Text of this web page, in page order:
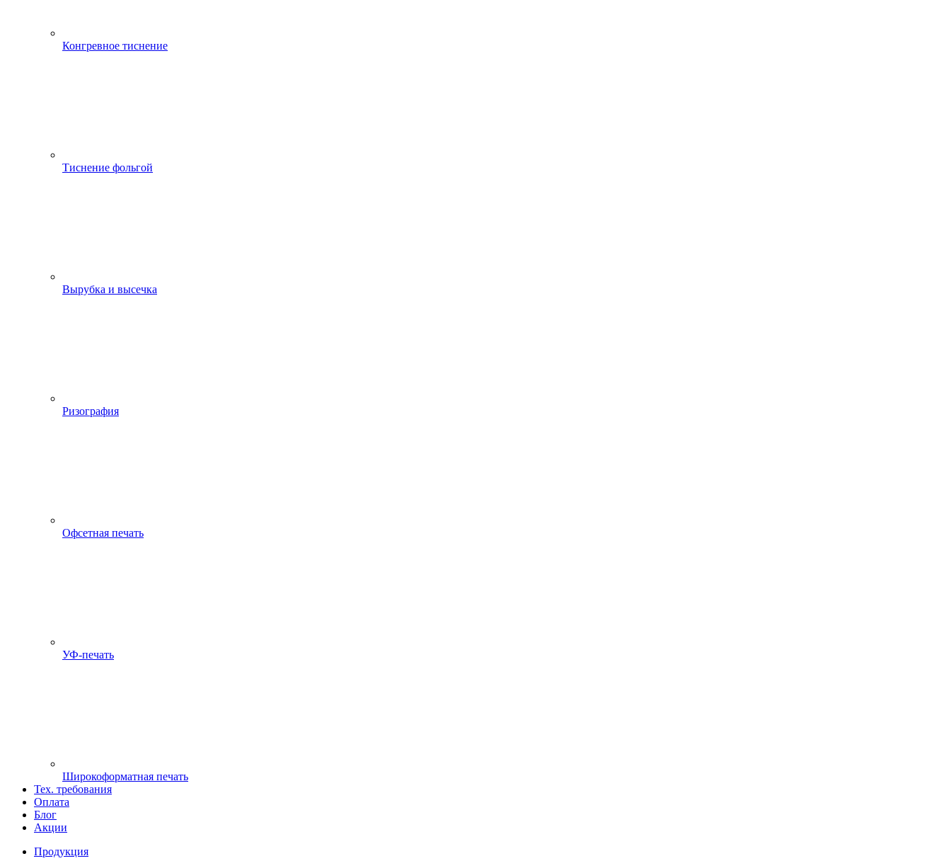
Конгревное тиснение
Тиснение фольгой
Вырубка и высечка
Ризография
Офсетная печать
УФ-печать
Широкоформатная печать
Тех. требования
Оплата
Блог
Акции
Продукция